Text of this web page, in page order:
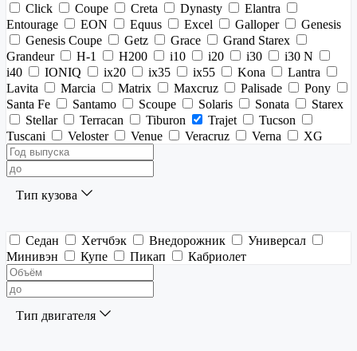
Click
Coupe Creta Dynasty
Elantra
Entourage
EON Equus Excel Galloper
Genesis
Genesis Coupe
Getz Grace
Grand Starex
Grandeur
H-1 H200 i10 i20 i30
i30 N
i40
IONIQ ix20 ix35 ix55 Kona
Lantra
Lavita
Marcia Matrix Maxcruz Palisade
Pony
Santa Fe
Santamo Scoupe Solaris Sonata
Starex
Stellar
Terracan Tiburon Trajet
Tucson
Tuscani
Veloster Venue Veracruz Verna XG
Тип кузова
Седан Хетчбэк Внедорожник
Универсал
Минивэн
Купе Пикап Кабриолет
Тип двигателя